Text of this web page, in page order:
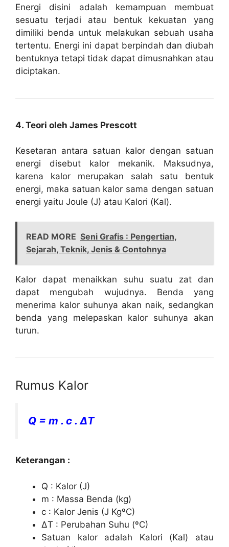
Energi disini adalah kemampuan membuat
sesuatu terjadi atau bentuk kekuatan yang
dimiliki benda untuk melakukan sebuah usaha
tertentu. Energi ini dapat berpindah dan diubah
bentuknya tetapi tidak dapat dimusnahkan atau
diciptakan.
4. Teori oleh James Prescott
Kesetaran antara satuan kalor dengan satuan
energi disebut kalor mekanik. Maksudnya,
karena kalor merupakan salah satu bentuk
energi, maka satuan kalor sama dengan satuan
energi yaitu Joule (J) atau Kalori (Kal).
READ MORE Seni Grafis : Pengertian,
Sejarah, Teknik, Jenis & Contohnya
Kalor dapat menaikkan suhu suatu zat dan
dapat mengubah wujudnya. Benda yang
menerima kalor suhunya akan naik, sedangkan
benda yang melepaskan kalor suhunya akan
turun.
Rumus Kalor
Q = m . c . ΔT
Keterangan :
Q : Kalor (J)
m : Massa Benda (kg)
c : Kalor Jenis (J KgºC)
ΔT : Perubahan Suhu (ºC)
Satuan kalor adalah Kalori (Kal) atau